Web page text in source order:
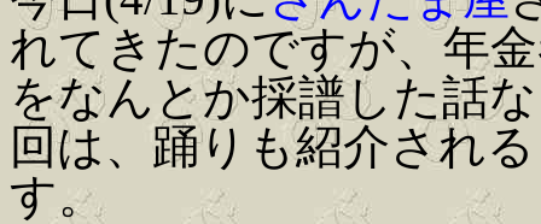
れてきたのですが、年
をなんとか採譜した話
回は、踊りも紹介され
す。